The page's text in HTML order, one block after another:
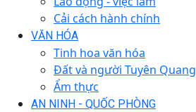
Cải cách hành chính
VĂN HÓA
Tinh hoa văn hóa
Đất và người Tuyên Quang
Ẩm thực
AN NINH - QUỐC PHÒNG